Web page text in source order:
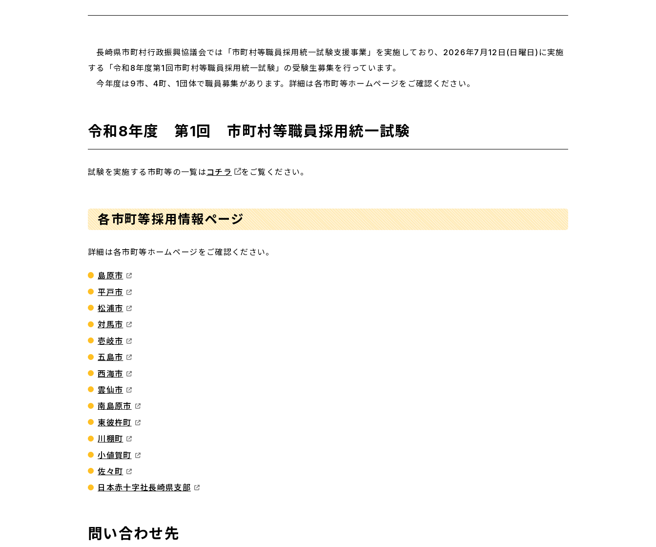
長崎県市町村行政振興協議会では「市町村等職員採用統一試験支援事業」を実施しており、2026年7月12日(日曜日)に実施
する「令和8年度第1回市町村等職員採用統一試験」の受験生募集を行っています。
今年度は9市、4町、1団体で職員募集があります。詳細は各市町等ホームページをご確認ください。
令和8年度 第1回 市町村等職員採用統一試験
試験を実施する市町等の一覧は コチラ をご覧ください。
各市町等採用情報ページ
詳細は各市町等ホームページをご確認ください。
島原市
平戸市
松浦市
対馬市
壱岐市
五島市
西海市
雲仙市
南島原市
東彼杵町
川棚町
小値賀町
佐々町
日本赤十字社長崎県支部
問い合わせ先